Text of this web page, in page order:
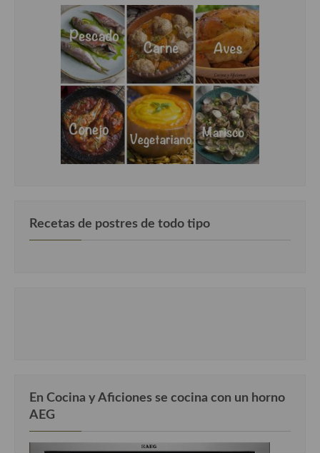
Cocina del Pacifico
Cocina filipina
Cocina de Hawái
Cocina de Madagascar
Cocina Africana
Cocina Sudafrinaca
Cocina Asturiana
Cocina Balear
Recetas de postres de todo tipo
En Cocina y Aficiones se cocina con un horno
AEG